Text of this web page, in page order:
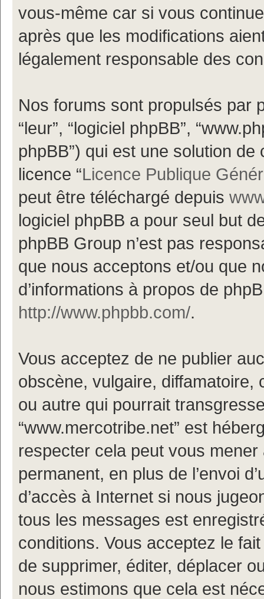
vous-même car si vous
après que les modifications
légalement responsable des
Nos forums sont propulsés par
“leur”, “logiciel phpBB”,
phpBB”) qui est une solution
licence “Licence Publique
peut être téléchargé depuis
logiciel phpBB a pour seul but
phpBB Group n’est pas
que nous acceptons et/ou que
d’informations à propos de
http://www.phpbb.com/.
Vous acceptez de ne publier
obscène, vulgaire, diffamatoire,
ou autre qui pourrait
“www.mercotribe.net” est
respecter cela peut vous
permanent, en plus de l’envoi
d’accès à Internet si nous
tous les messages est
conditions. Vous acceptez le
de supprimer, éditer, déplacer
nous estimons que cela est